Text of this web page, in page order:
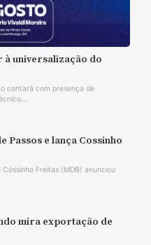
à universalização do
contará com presença de
e lança Cossinho
Freitas (MDB) anunciou
mira exportação de